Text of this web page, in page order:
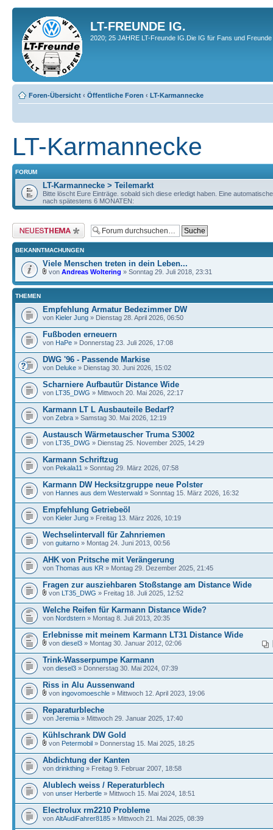
LT-FREUNDE IG.
2020; 25 JAHRE LT-Freunde IG.Die IG für Fans und
Foren-Übersicht ‹ Öffentliche Foren ‹ LT-Karmannecke
LT-Karmannecke
FORUM
LT-Karmannecke > Teilemarkt
Bitte löscht Eure Einträge. sobald sich diese erledigt haben. Eine
nach spätestens 6 MONATEN:
Neues Thema erstellen
BEKANNTMACHUNGEN
Viele Menschen treten in dein Leben...
von Andreas Woltering » Sonntag 29. Juli 2018, 23:31
THEMEN
Empfehlung Armatur Bedezimmer DW
von Kieler Jung » Dienstag 28. April 2026, 06:50
Fußboden erneuern
von HaPe » Donnerstag 23. Juli 2026, 17:08
DWG '96 - Passende Markise
von Deluke » Dienstag 30. Juni 2026, 15:02
Scharniere Aufbautür Distance Wide
von LT35_DWG » Mittwoch 20. Mai 2026, 22:17
Karmann LT L Ausbauteile Bedarf?
von Zebra » Samstag 30. Mai 2026, 12:19
Austausch Wärmetauscher Truma S3002
von LT35_DWG » Dienstag 25. November 2025, 14:29
Karmann Schriftzug
von Pekala11 » Sonntag 29. März 2026, 07:58
Karmann DW Hecksitzgruppe neue Polster
von Hannes aus dem Westerwald » Sonntag 15. März 2026, 16:32
Empfehlung Getriebeöl
von Kieler Jung » Freitag 13. März 2026, 10:19
Wechselintervall für Zahnriemen
von guitarno » Montag 24. Juni 2013, 00:56
AHK von Pritsche mit Verängerung
von Thomas aus KR » Montag 29. Dezember 2025, 21:45
Fragen zur ausziehbaren Stoßstange am Distance Wide
von LT35_DWG » Freitag 18. Juli 2025, 12:52
Welche Reifen für Karmann Distance Wide?
von Nordstern » Montag 8. Juli 2013, 20:35
Erlebnisse mit meinem Karmann LT31 Distance Wide
von diesel3 » Montag 30. Januar 2012, 02:06
Trink-Wasserpumpe Karmann
von diesel3 » Donnerstag 30. Mai 2024, 07:39
Riss in Alu Aussenwand
von ingovomoeschle » Mittwoch 12. April 2023, 19:06
Reparaturbleche
von Jeremia » Mittwoch 29. Januar 2025, 17:40
Kühlschrank DW Gold
von Petermobil » Donnerstag 15. Mai 2025, 18:25
Abdichtung der Kanten
von drinkthing » Freitag 9. Februar 2007, 18:58
Alublech weiss / Reperaturblech
von unser Herbertle » Mittwoch 15. Mai 2024, 18:51
Electrolux rm2210 Probleme
von AltAudiFahrer8185 » Mittwoch 21. Mai 2025, 08:39